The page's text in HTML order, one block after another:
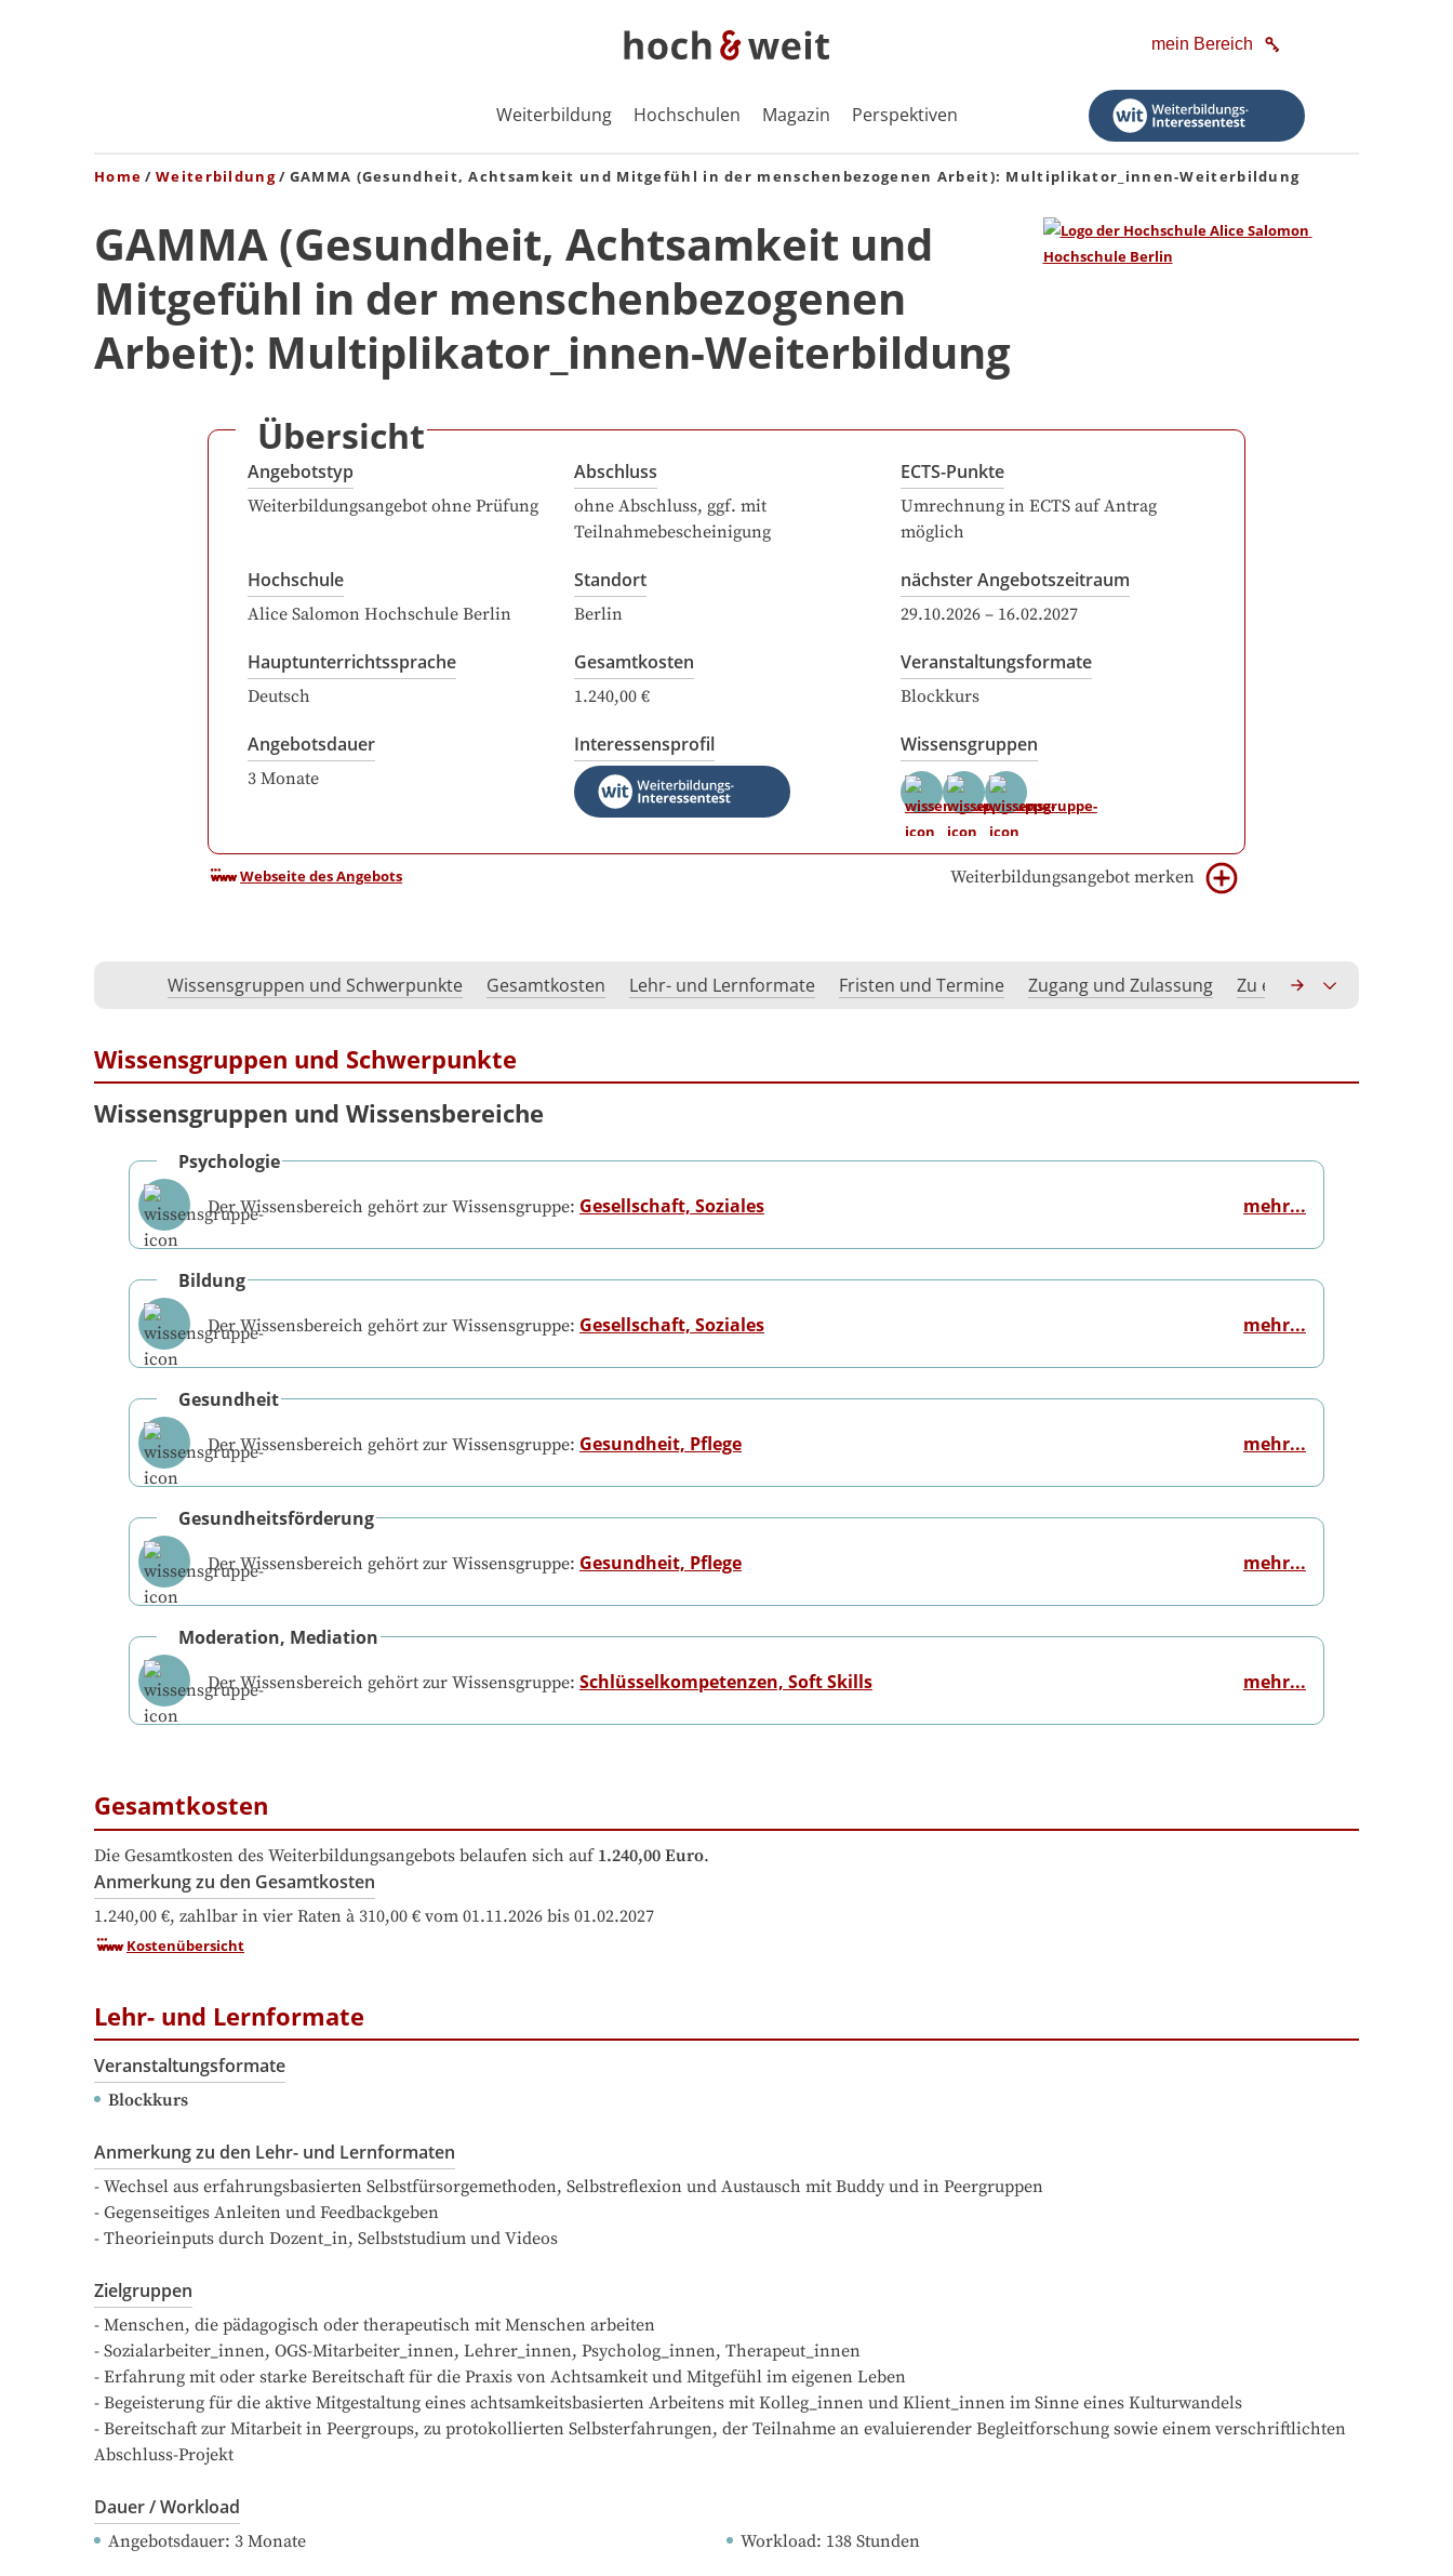
mein Bereich
Weiterbildung Hochschulen Magazin Perspektiven
Home Weiterbildung GAMMA (Gesundheit, Achtsamkeit und Mitgefühl in der menschenbezogenen Arbeit): Multiplikator_innen-Weiterbildung
GAMMA (Gesundheit, Achtsamkeit und
Mitgefühl in der menschenbezogenen
Arbeit): Multiplikator_innen-Weiterbildung
Übersicht
Angebotstyp
Weiterbildungsangebot ohne Prüfung
Abschluss
ohne Abschluss, ggf. mit
Teilnahmebescheinigung
ECTS-Punkte
Umrechnung in ECTS auf Antrag
möglich
Hochschule
Alice Salomon Hochschule Berlin
Standort
Berlin
nächster Angebotszeitraum
29.10.2026 – 16.02.2027
Hauptunterrichtssprache
Deutsch
Gesamtkosten
1.240,00 €
Veranstaltungsformate
Blockkurs
Angebotsdauer
3 Monate
Interessensprofil Wissensgruppen
Webseite des Angebots Weiterbildungsangebot merken
Wissensgruppen und Schwerpunkte Gesamtkosten Lehr- und Lernformate Fristen und Termine Zugang und Zulassung Zu erwerbende
Wissensgruppen und Schwerpunkte
Wissensgruppen und Wissensbereiche
Psychologie
Der Wissensbereich gehört zur Wissensgruppe: Gesellschaft, Soziales mehr...
Bildung
Der Wissensbereich gehört zur Wissensgruppe: Gesellschaft, Soziales mehr...
Gesundheit
Der Wissensbereich gehört zur Wissensgruppe: Gesundheit, Pflege mehr...
Gesundheitsförderung
Der Wissensbereich gehört zur Wissensgruppe: Gesundheit, Pflege mehr...
Moderation, Mediation
Der Wissensbereich gehört zur Wissensgruppe: Schlüsselkompetenzen, Soft Skills mehr...
Gesamtkosten
Die Gesamtkosten des Weiterbildungsangebots belaufen sich auf 1.240,00 Euro.
Anmerkung zu den Gesamtkosten
1.240,00 €, zahlbar in vier Raten à 310,00 € vom 01.11.2026 bis 01.02.2027
Kostenübersicht
Lehr- und Lernformate
Veranstaltungsformate
Blockkurs
Anmerkung zu den Lehr- und Lernformaten
- Wechsel aus erfahrungsbasierten Selbstfürsorgemethoden, Selbstreflexion und Austausch mit Buddy und in Peergruppen
- Gegenseitiges Anleiten und Feedbackgeben
- Theorieinputs durch Dozent_in, Selbststudium und Videos
Zielgruppen
- Menschen, die pädagogisch oder therapeutisch mit Menschen arbeiten
- Sozialarbeiter_innen, OGS-Mitarbeiter_innen, Lehrer_innen, Psycholog_innen, Therapeut_innen
- Erfahrung mit oder starke Bereitschaft für die Praxis von Achtsamkeit und Mitgefühl im eigenen Leben
- Begeisterung für die aktive Mitgestaltung eines achtsamkeitsbasierten Arbeitens mit Kolleg_innen und Klient_innen im Sinne eines Kulturwandels
- Bereitschaft zur Mitarbeit in Peergroups, zu protokollierten Selbsterfahrungen, der Teilnahme an evaluierender Begleitforschung sowie einem verschriftlichten
Abschluss-Projekt
Dauer / Workload
Angebotsdauer: 3 Monate Workload: 138 Stunden